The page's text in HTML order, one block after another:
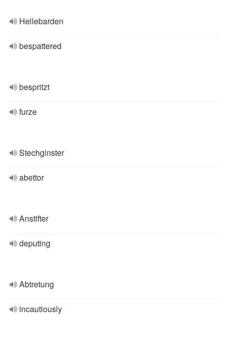
Hellebarden
bespattered
bespritzt
furze
Stechginster
abettor
Anstifter
deputing
Abtretung
incautiously